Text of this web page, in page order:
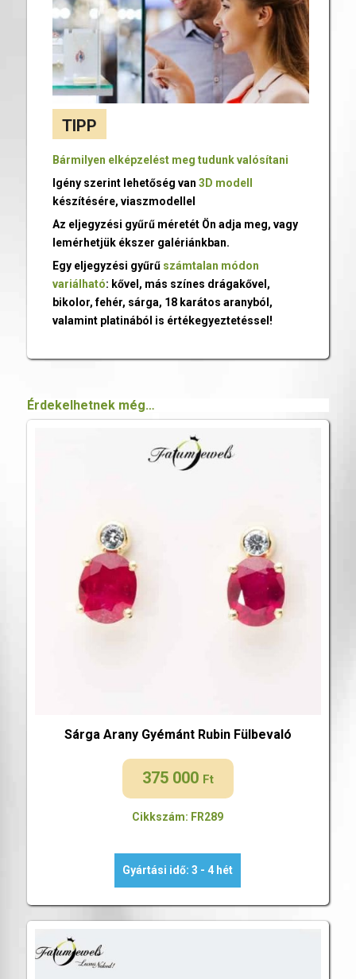
TIPP
Bármilyen elképzelést meg tudunk valósítani
Igény szerint lehetőség van 3D modell
készítésére, viaszmodellel
Az eljegyzési gyűrű méretét Ön adja meg, vagy
lemérhetjük ékszer galériánkban.
Egy eljegyzési gyűrű számtalan módon
variálható: kővel, más színes drágakővel,
bikolor, fehér, sárga, 18 karátos aranyból,
valamint platinából is értékegyeztetéssel!
Érdekelhetnek még…
Sárga Arany Gyémánt Rubin Fülbevaló
375 000 Ft
Cikkszám: FR289
Gyártási idő: 3 - 4 hét